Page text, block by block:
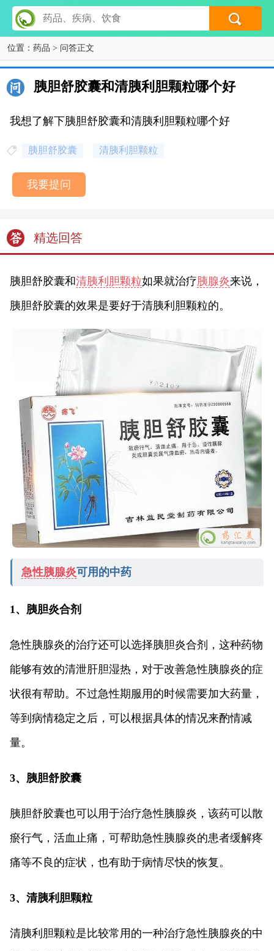
位置： 药品 > 问答正文
胰胆舒胶囊和清胰利胆颗粒哪个好
我想了解下胰胆舒胶囊和清胰利胆颗粒哪个好
胰胆舒胶囊 清胰利胆颗粒
我要提问
精选回答
胰胆舒胶囊和清胰利胆颗粒如果就治疗胰腺炎来说，
胰胆舒胶囊的效果是要好于清胰利胆颗粒的。
急性胰腺炎可用的中药
1、胰胆炎合剂
急性胰腺炎的治疗还可以选择胰胆炎合剂，这种药物
能够有效的清泄肝胆湿热，对于改善急性胰腺炎的症
状很有帮助。不过急性期服用的时候需要加大药量，
等到病情稳定之后，可以根据具体的情况来酌情减
量。
3、胰胆舒胶囊
胰胆舒胶囊也可以用于治疗急性胰腺炎，该药可以散
瘀行气，活血止痛，可帮助急性胰腺炎的患者缓解疼
痛等不良的症状，也有助于病情尽快的恢复。
3、清胰利胆颗粒
清胰利胆颗粒是比较常用的一种治疗急性胰腺炎的中